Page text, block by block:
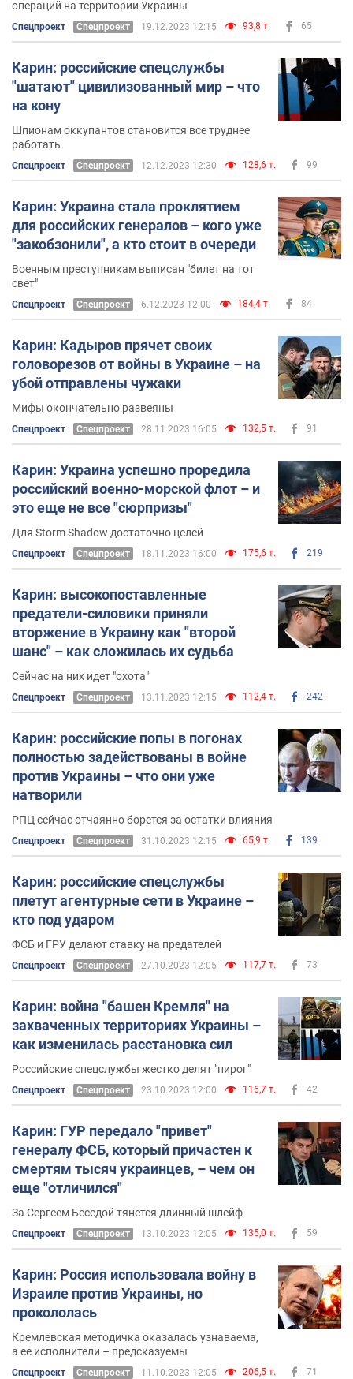
операций на территории Украины
Спецпроект Спецпроект 19.12.2023 12:15 93,8 т. 65
Карин: российские спецслужбы
"шатают" цивилизованный мир – что
на кону
Шпионам оккупантов становится все труднее
работать
Спецпроект Спецпроект 12.12.2023 12:30 128,6 т. 99
Карин: Украина стала проклятием
для российских генералов – кого уже
"закобзонили", а кто стоит в очереди
Военным преступникам выписан "билет на тот
свет"
Спецпроект Спецпроект 6.12.2023 12:00 184,4 т. 84
Карин: Кадыров прячет своих
головорезов от войны в Украине – на
убой отправлены чужаки
Мифы окончательно развеяны
Спецпроект Спецпроект 28.11.2023 16:05 132,5 т. 91
Карин: Украина успешно проредила
российский военно-морской флот – и
это еще не все "сюрпризы"
Для Storm Shadow достаточно целей
Спецпроект Спецпроект 18.11.2023 16:00 175,6 т. 219
Карин: высокопоставленные
предатели-силовики приняли
вторжение в Украину как "второй
шанс" – как сложилась их судьба
Сейчас на них идет "охота"
Спецпроект Спецпроект 13.11.2023 12:15 112,4 т. 242
Карин: российские попы в погонах
полностью задействованы в войне
против Украины – что они уже
натворили
РПЦ сейчас отчаянно борется за остатки влияния
Спецпроект Спецпроект 31.10.2023 12:15 65,9 т. 139
Карин: российские спецслужбы
плетут агентурные сети в Украине –
кто под ударом
ФСБ и ГРУ делают ставку на предателей
Спецпроект Спецпроект 27.10.2023 12:05 117,7 т. 73
Карин: война "башен Кремля" на
захваченных территориях Украины –
как изменилась расстановка сил
Российские спецслужбы жестко делят "пирог"
Спецпроект Спецпроект 23.10.2023 12:00 116,7 т. 42
Карин: ГУР передало "привет"
генералу ФСБ, который причастен к
смертям тысяч украинцев, – чем он
еще "отличился"
За Сергеем Беседой тянется длинный шлейф
Спецпроект Спецпроект 13.10.2023 12:05 135,0 т. 59
Карин: Россия использовала войну в
Израиле против Украины, но
прокололась
Кремлевская методичка оказалась узнаваема,
а ее исполнители – предсказуемы
Спецпроект Спецпроект 11.10.2023 12:05 206,5 т. 71